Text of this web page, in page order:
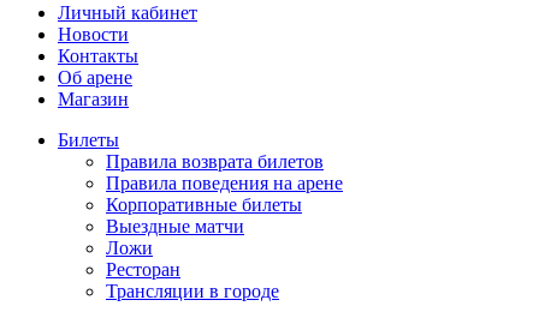
Личный кабинет
Новости
Контакты
Об арене
Магазин
Билеты
Правила возврата билетов
Правила поведения на арене
Корпоративные билеты
Выездные матчи
Ложи
Ресторан
Трансляции в городе